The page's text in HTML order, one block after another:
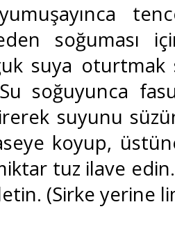
soğuması
suya
soğuyunca
suyunu
koyup,
tuz ilave
(Sirke yerine